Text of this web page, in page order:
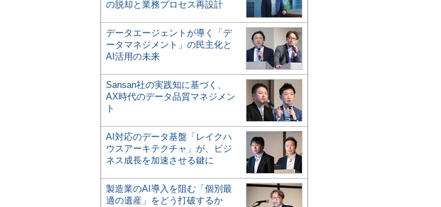
の脱却と業務プロセス再設計
データエージェントが導く「デ
ータマネジメント」の民主化と
AI活用の未来
Sansan社の実践知に基づく、
AX時代のデータ品質マネジメン
ト
AI対応のデータ基盤「レイクハ
ウスアーキテクチャ」が、ビジ
ネス成長を加速させる鍵に
製造業のAI導入を阻む「個別最
適の遺産」をどう打破するか